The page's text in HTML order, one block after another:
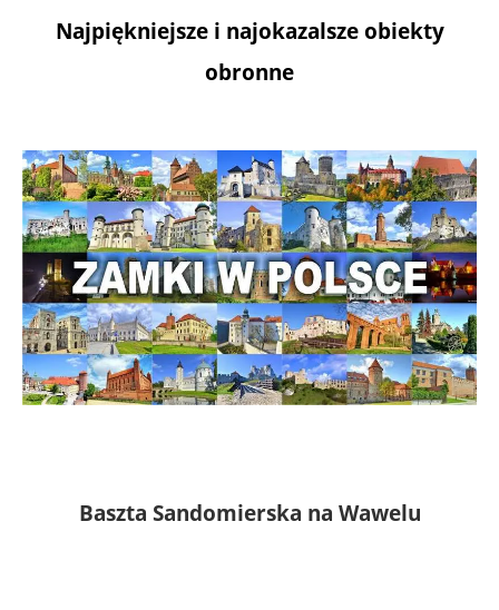
Najpiękniejsze i najokazalsze obiekty
obronne
Baszta Sandomierska na Wawelu